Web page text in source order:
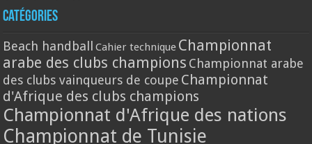
Catégories
Beach handball Cahier technique Championnat
arabe des clubs champions Championnat arabe
des clubs vainqueurs de coupe Championnat
d'Afrique des clubs champions
Championnat d'Afrique des nations
Championnat de Tunisie